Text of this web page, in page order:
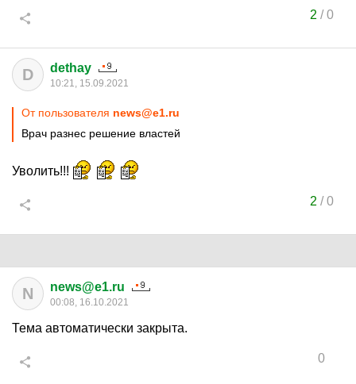
2 /0
D dethay
10:21, 15.09.2021
От пользователя news@e1.ru
Врач разнес решение властей
Уволить!!!
2 /0
N news@e1.ru
00:08, 16.10.2021
Тема автоматически закрыта.
0